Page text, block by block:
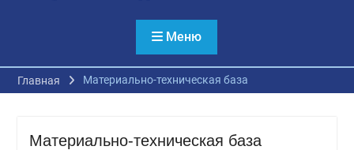
Меню
Главная Материально-техническая база
Материально-техническая база